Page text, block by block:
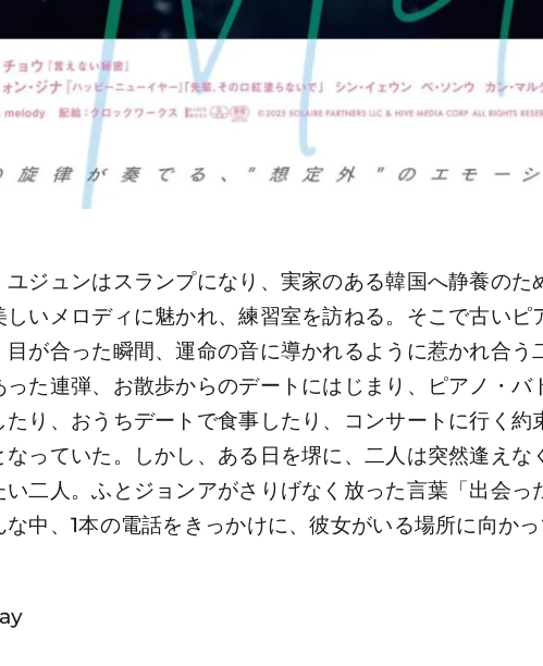
ジュンはスランプになり、実家のある韓国へ静養の
いメロディに魅かれ、練習室を訪ねる。そこで古い
が合った瞬間、運命の音に導かれるように惹かれ合う
た連弾、お散歩からのデートにはじまり、ピアノ・
り、おうちデートで食事したり、コンサートに行く約
っていた。しかし、ある日を堺に、二人は突然逢え
二人。ふとジョンアがさりげなく放った言葉「出会
中、1本の電話をきっかけに、彼女がいる場所に向か